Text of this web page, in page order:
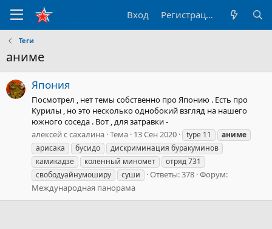
Вход Регистрация
Теги
аниме
Япония
Посмотрел , нет темы собственно про Японию . Есть про
Курилы , но это несколько однобокий взгляд на нашего
южного соседа . Вот , для затравки -
алексей с сахалина Тема 13 Сен 2020 type 11
аниме
арисака
бусидо
дискриминация буракуминов
камикадзе
коленный миномет
отряд 731
свободуайнумоширу
суши Ответы: 378 Форум:
Международная панорама